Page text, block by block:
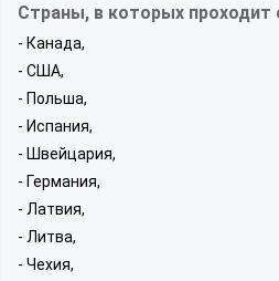
Страны, в которых проходит
- Канада,
- США,
- Польша,
- Испания,
- Швейцария,
- Германия,
- Латвия,
- Литва,
- Чехия,